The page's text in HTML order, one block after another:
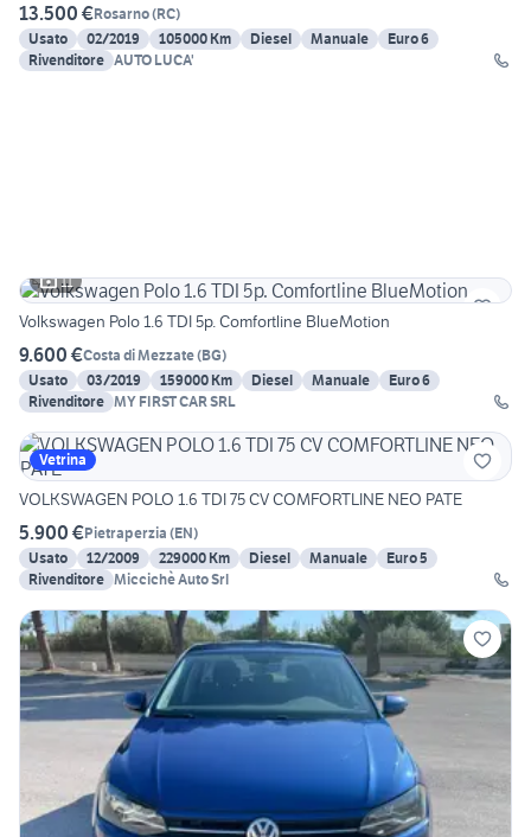
13.500 €Rosarno(RC)
Usato
02/2019 105000 Km Diesel Manuale
Euro 6
Rivenditore AUTO LUCA'
11
Volkswagen Polo 1.6 TDI 5p. Comfortline BlueMotion
9.600 €Costa di Mezzate(BG)
Usato
03/2019 159000 Km Diesel Manuale
Euro 6
Rivenditore MY FIRST CAR SRL
Vetrina
VOLKSWAGEN POLO 1.6 TDI 75 CV COMFORTLINE NEO PATE
5.900 €Pietraperzia (EN)
Usato
12/2009 229000 Km Diesel Manuale
Euro 5
Rivenditore Miccichè Auto Srl